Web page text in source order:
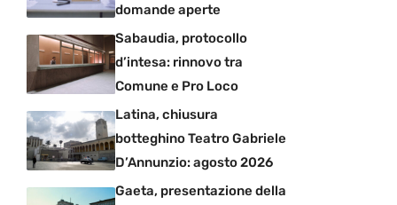
domande aperte
Sabaudia, protocollo
d’intesa: rinnovo tra
Comune e Pro Loco
Latina, chiusura
botteghino Teatro Gabriele
D’Annunzio: agosto 2026
Gaeta, presentazione della